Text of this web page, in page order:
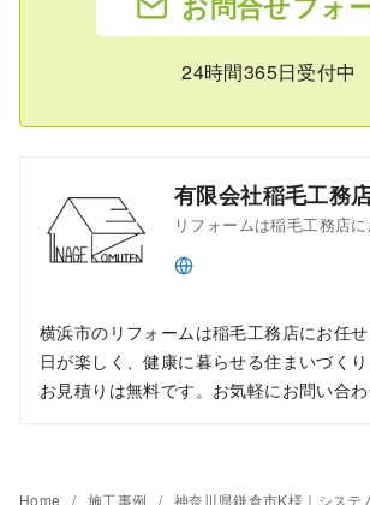
24時間365日受付中
有限会社稲毛工務
リフォームは稲毛工務店
横浜市のリフォームは稲毛工務店にお任
日が楽しく、健康に暮らせる住まいづくり
お見積りは無料です。お気軽にお問い合わ
Home 施工事例 神奈川県鎌倉市K様｜システ